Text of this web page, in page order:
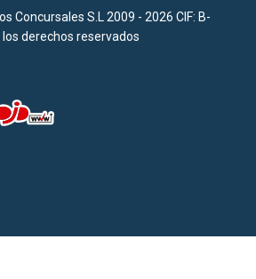
Concursales S.L 2009 - 2026 CIF: B-
derechos reservados